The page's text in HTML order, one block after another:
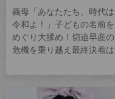
義母「あなたたち、時代は
令和よ！」子どもの名前を
めぐり大揉め！切迫早産の
危機を乗り越え最終決着は